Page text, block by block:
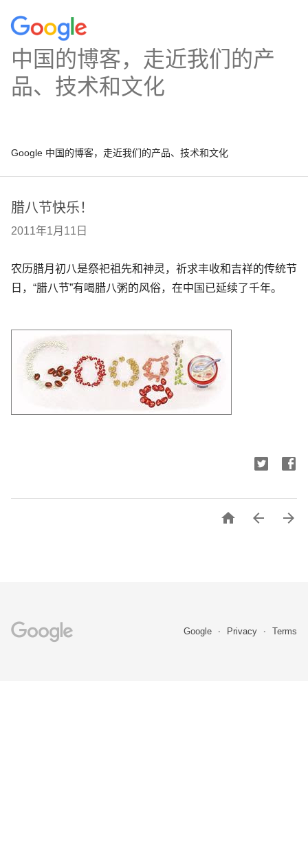
中国的博客，走近我们的产
品、技术和文化
Google 中国的博客，走近我们的产品、技术和文化
腊八节快乐！
2011年1月11日
农历腊月初八是祭祀祖先和神灵，祈求丰收和吉祥的传统节
日，“腊八节”有喝腊八粥的风俗，在中国已延续了千年。
  
Google Privacy Terms